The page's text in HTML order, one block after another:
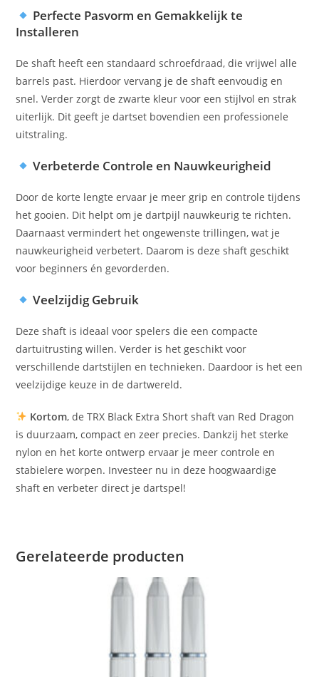
Perfecte Pasvorm en Gemakkelijk te
Installeren
De shaft heeft een standaard schroefdraad, die vrijwel alle
barrels past. Hierdoor vervang je de shaft eenvoudig en
snel. Verder zorgt de zwarte kleur voor een stijlvol en strak
uiterlijk. Dit geeft je dartset bovendien een professionele
uitstraling.
Verbeterde Controle en Nauwkeurigheid
Door de korte lengte ervaar je meer grip en controle tijdens
het gooien. Dit helpt om je dartpijl nauwkeurig te richten.
Daarnaast vermindert het ongewenste trillingen, wat je
nauwkeurigheid verbetert. Daarom is deze shaft geschikt
voor beginners én gevorderden.
Veelzijdig Gebruik
Deze shaft is ideaal voor spelers die een compacte
dartuitrusting willen. Verder is het geschikt voor
verschillende dartstijlen en technieken. Daardoor is het een
veelzijdige keuze in de dartwereld.
Kortom, de TRX Black Extra Short shaft van Red Dragon
is duurzaam, compact en zeer precies. Dankzij het sterke
nylon en het korte ontwerp ervaar je meer controle en
stabielere worpen. Investeer nu in deze hoogwaardige
shaft en verbeter direct je dartspel!
Gerelateerde producten